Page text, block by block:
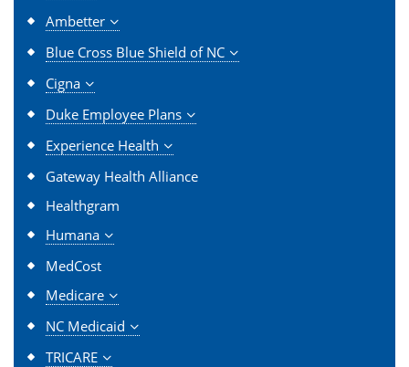
Ambetter
Blue Cross Blue Shield of NC
Cigna
Duke Employee Plans
Experience Health
Gateway Health Alliance
Healthgram
Humana
MedCost
Medicare
NC Medicaid
TRICARE